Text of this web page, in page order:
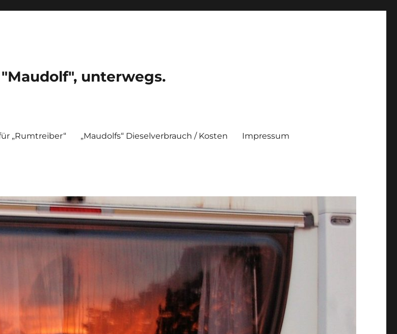
unterwegs.
„Rumtreiber“ „Maudolfs“ Dieselverbrauch / Kosten Impressum